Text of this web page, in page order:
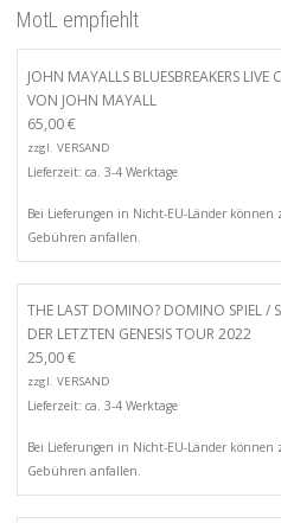
MotL empfiehlt
JOHN MAYALLS BLUESBREAKERS LIVE
VON JOHN MAYALL
65,00€
zzgl. VERSAND
Lieferzeit: ca. 3-4 Werktage
Bei Lieferungen in Nicht-EU-Länder
Gebühren anfallen.
THE LAST DOMINO? DOMINO SPIEL /
DER LETZTEN GENESIS TOUR 2022
25,00€
zzgl. VERSAND
Lieferzeit: ca. 3-4 Werktage
Bei Lieferungen in Nicht-EU-Länder
Gebühren anfallen.